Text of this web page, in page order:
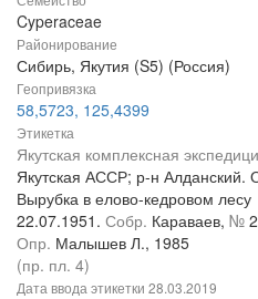
Cyperaceae
Районирование
Сибирь, Якутия (S5) (Россия)
Геопривязка
58,5723, 125,4399
Этикетка
Якутская комплексная
Якутская АССР; р-н Алданский.
Вырубка в елово-кедровом лесу
22.07.1951. Собр. Караваев, №
Опр. Малышев Л., 1985
(пр. пл. 4)
Дата ввода этикетки 28.03.2019